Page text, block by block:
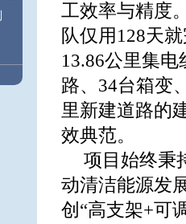
工效率与精度
队仅用128天
13.86公里集
路、34台箱变
里新建道路的
效典范。
项目始终秉
动清洁能源发
创“高支架+可